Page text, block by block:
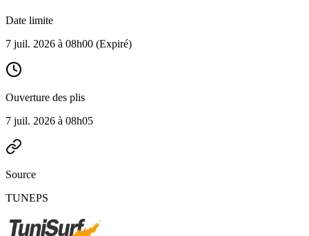
Date limite
7 juil. 2026 à 08h00 (Expiré)
Ouverture des plis
7 juil. 2026 à 08h05
Source
TUNEPS